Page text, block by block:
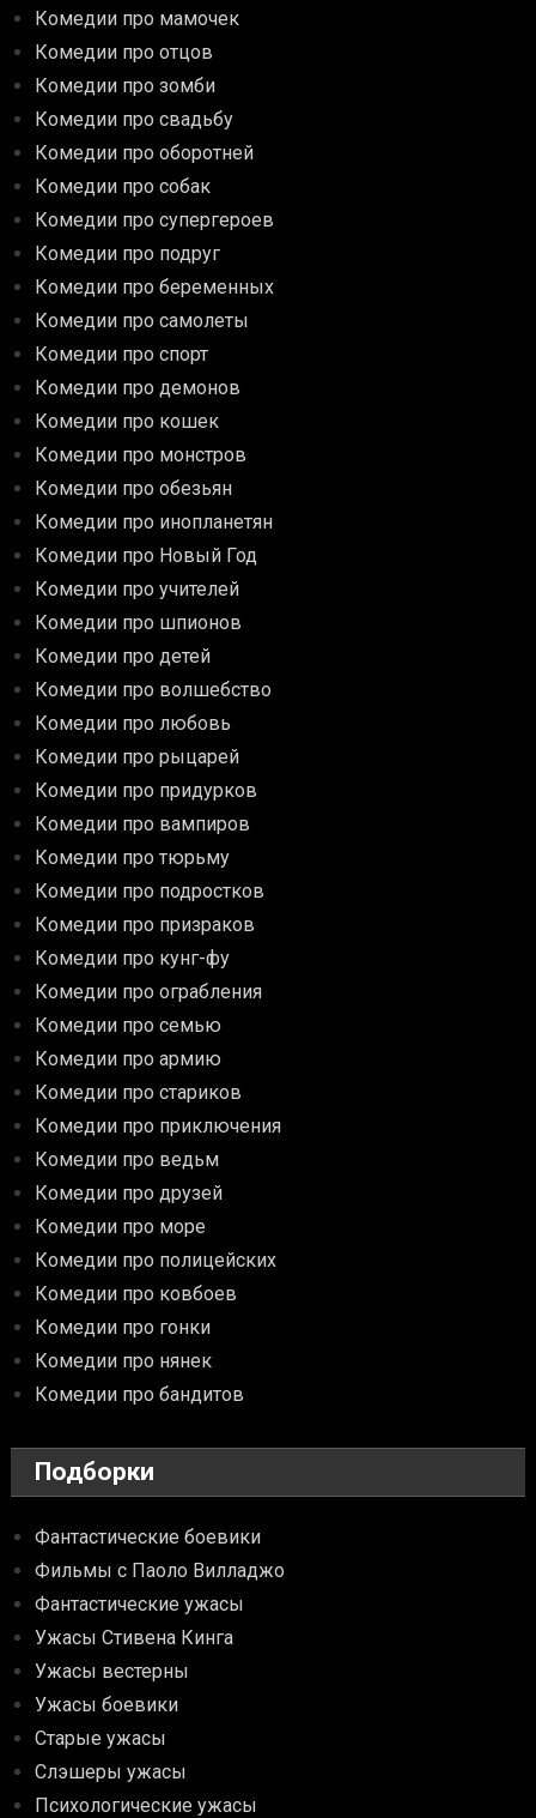
Комедии про мамочек
Комедии про отцов
Комедии про зомби
Комедии про свадьбу
Комедии про оборотней
Комедии про собак
Комедии про супергероев
Комедии про подруг
Комедии про беременных
Комедии про самолеты
Комедии про спорт
Комедии про демонов
Комедии про кошек
Комедии про монстров
Комедии про обезьян
Комедии про инопланетян
Комедии про Новый Год
Комедии про учителей
Комедии про шпионов
Комедии про детей
Комедии про волшебство
Комедии про любовь
Комедии про рыцарей
Комедии про придурков
Комедии про вампиров
Комедии про тюрьму
Комедии про подростков
Комедии про призраков
Комедии про кунг-фу
Комедии про ограбления
Комедии про семью
Комедии про армию
Комедии про стариков
Комедии про приключения
Комедии про ведьм
Комедии про друзей
Комедии про море
Комедии про полицейских
Комедии про ковбоев
Комедии про гонки
Комедии про нянек
Комедии про бандитов
Подборки
Фантастические боевики
Фильмы с Паоло Вилладжо
Фантастические ужасы
Ужасы Стивена Кинга
Ужасы вестерны
Ужасы боевики
Старые ужасы
Слэшеры ужасы
Психологические ужасы